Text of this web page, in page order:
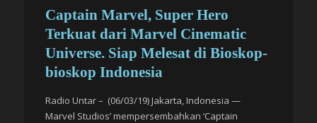
Captain Marvel, Super Hero
Terkuat dari Marvel Cinematic
Universe. Siap Melesat di Bioskop-
bioskop Indonesia
Radio Untar – (06/03/19) Jakarta, Indonesia —
Marvel Studios’ mempersembahkan ‘Captain